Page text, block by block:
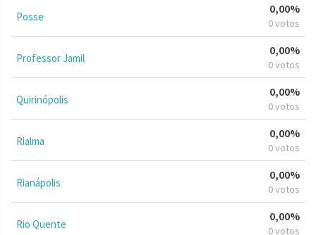
Posse
0,00%
0 votos
Professor Jamil
0,00%
0 votos
Quirinópolis
0,00%
0 votos
Rialma
0,00%
0 votos
Rianápolis
0,00%
0 votos
Rio Quente
0,00%
0 votos